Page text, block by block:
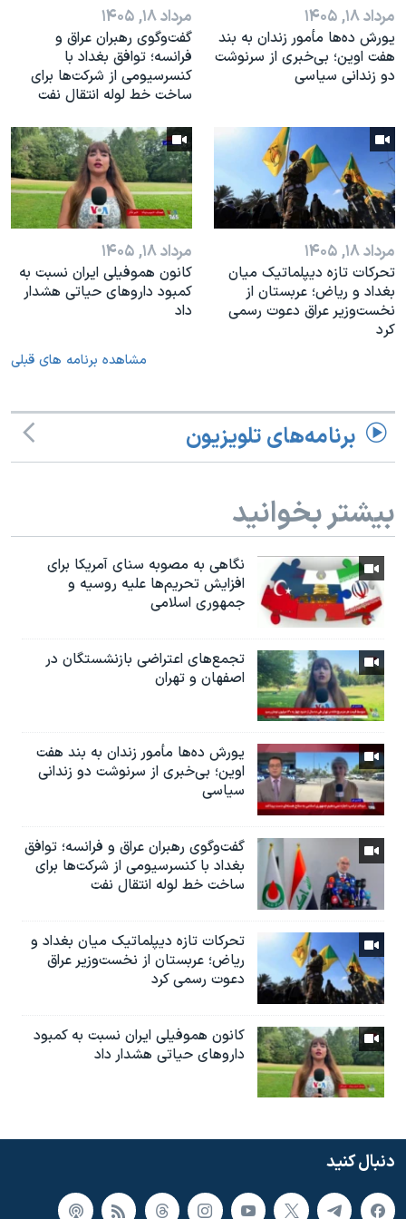
مرداد ۱۸, ۱۴۰۵
یورش ده‌ها مأمور زندان به بند
هفت اوین؛ بی‌خبری از سرنوشت
دو زندانی سیاسی
مرداد ۱۸, ۱۴۰۵
گفت‌وگوی رهبران عراق و
فرانسه؛ توافق بغداد با
کنسرسیومی از شرکت‌ها برای
ساخت خط لوله انتقال نفت
مرداد ۱۸, ۱۴۰۵
تحرکات تازه دیپلماتیک میان
بغداد و ریاض؛ عربستان از
نخست‌وزیر عراق دعوت رسمی
کرد
مرداد ۱۸, ۱۴۰۵
کانون هموفیلی ایران نسبت به
کمبود داروهای حیاتی هشدار
داد
مشاهده برنامه های قبلی
برنامه‌های تلویزیون
بیشتر بخوانید
نگاهی به مصوبه سنای آمریکا برای
افزایش تحریم‌ها علیه روسیه و
جمهوری اسلامی
تجمع‌های اعتراضی بازنشستگان در
اصفهان و تهران
یورش ده‌ها مأمور زندان به بند هفت
اوین؛ بی‌خبری از سرنوشت دو زندانی
سیاسی
گفت‌وگوی رهبران عراق و فرانسه؛ توافق
بغداد با کنسرسیومی از شرکت‌ها برای
ساخت خط لوله انتقال نفت
تحرکات تازه دیپلماتیک میان بغداد و
ریاض؛ عربستان از نخست‌وزیر عراق
دعوت رسمی کرد
کانون هموفیلی ایران نسبت به کمبود
داروهای حیاتی هشدار داد
دنبال کنید